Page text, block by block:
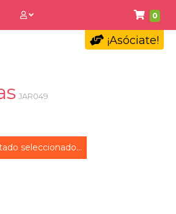
0
¡Asóciate!
JAR049
seleccionado...